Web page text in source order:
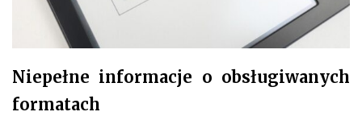
Niepełne informacje o obsługiwanych
formatach